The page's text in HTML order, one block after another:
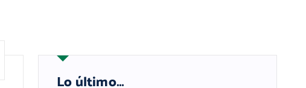
Lo último…